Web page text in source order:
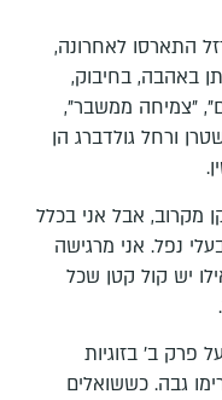
התארסו לאחרונה,
באהבה, בחיבוק,
"צמיחה ממשבר",
ורחל גולדברג הן
מקרוב, אבל אני בכלל
נפל. אני מרגישה
יש קול קטן שכל
פרק ב' בזוגיות
גבה. כששואלים